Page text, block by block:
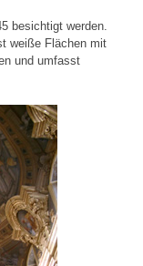
besichtigt werden.
weiße Flächen mit
und umfasst